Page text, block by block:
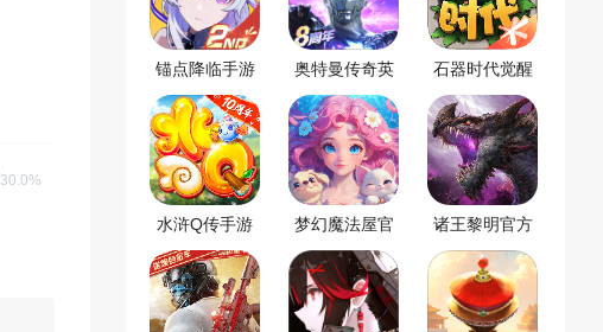
30.0%
锚点降临手游
奥特曼传奇英
雄官方版
石器时代觉醒
最新版
水浒Q传手游
梦幻魔法屋官
方版
诸王黎明官方
正版